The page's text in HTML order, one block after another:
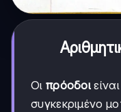
Οι πρόοδοι
συγκεκριμένο